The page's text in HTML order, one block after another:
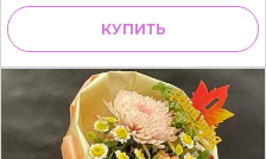
КУПИТЬ